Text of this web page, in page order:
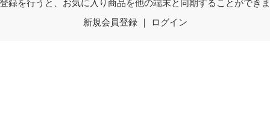
録を行うと、お気に入り商品を他の端末と同期することができ
新規会員登録｜ ログイン